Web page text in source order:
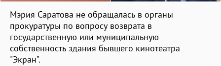
Мэрия Саратова не обращалась в органы
прокуратуры по вопросу возврата в
государственную или муниципальную
собственность здания бывшего кинотеатра
"Экран".